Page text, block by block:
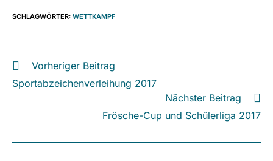
SCHLAGWÖRTER: WETTKAMPF
Weitere
ansehen
Vorheriger Beitrag
Sportabzeichenverleihung 2017
Nächster Beitrag
Frösche-Cup und Schülerliga 2017